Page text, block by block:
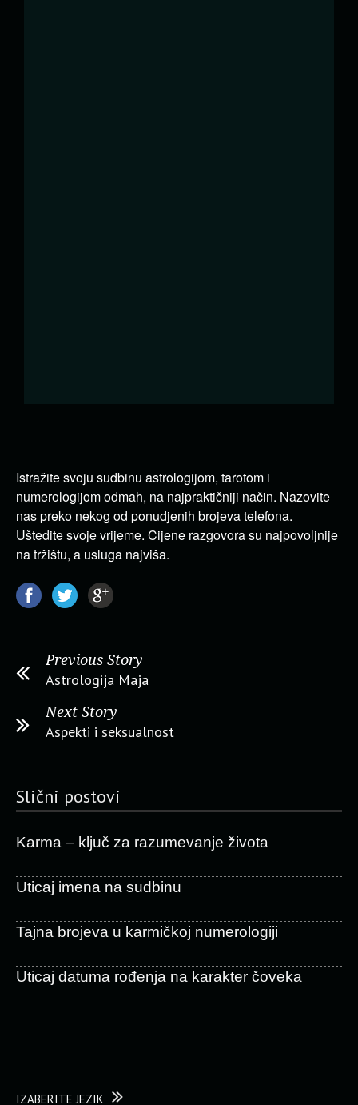
Istražite svoju sudbinu astrologijom, tarotom i
numerologijom odmah, na najpraktičniji način. Nazovite
nas preko nekog od ponudjenih brojeva telefona.
Uštedite svoje vrijeme. Cijene razgovora su najpovoljnije
na tržištu, a usluga najviša.
Previous Story
Astrologija Maja
Next Story
Aspekti i seksualnost
Slični postovi
Karma – ključ za razumevanje života
Uticaj imena na sudbinu
Tajna brojeva u karmičkoj numerologiji
Uticaj datuma rođenja na karakter čoveka
IZABERITE JEZIK